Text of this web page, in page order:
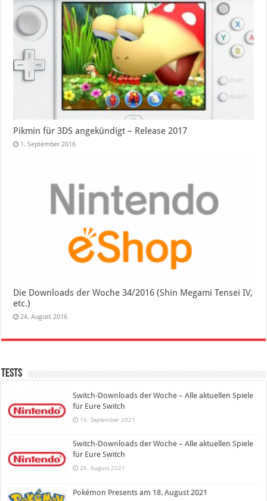
Pikmin für 3DS angekündigt – Release 2017
1. September 2016
Die Downloads der Woche 34/2016 (Shin Megami Tensei IV,
etc.)
24. August 2016
Tests
Switch-Downloads der Woche – Alle aktuellen Spiele
für Eure Switch
16. September 2021
Switch-Downloads der Woche – Alle aktuellen Spiele
für Eure Switch
26. August 2021
Pokémon Presents am 18. August 2021